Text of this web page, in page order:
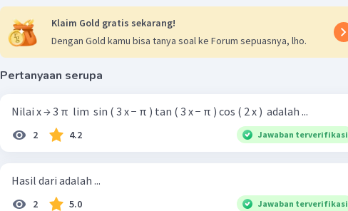
Klaim Gold gratis sekarang!
Dengan Gold kamu bisa tanya soal ke Forum sepuasnya, lho.
Pertanyaan serupa
Nilai x → 3 π ​ lim ​ sin ( 3 x − π ) tan ( 3 x − π ) cos ( 2 x ) ​ adalah ...
2 4.2 Jawaban terverifikasi
Hasil dari adalah ...
2 5.0 Jawaban terverifikasi